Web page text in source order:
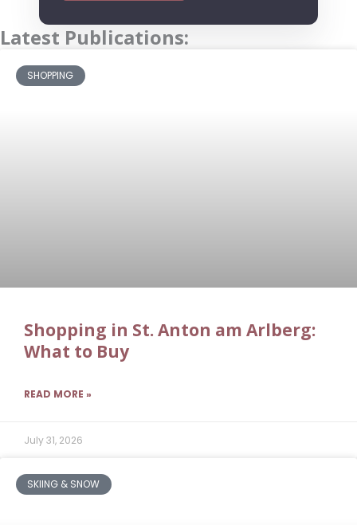
Latest Publications:
SHOPPING
Shopping in St. Anton am Arlberg:
What to Buy
READ MORE »
July 31, 2026
SKIING & SNOW